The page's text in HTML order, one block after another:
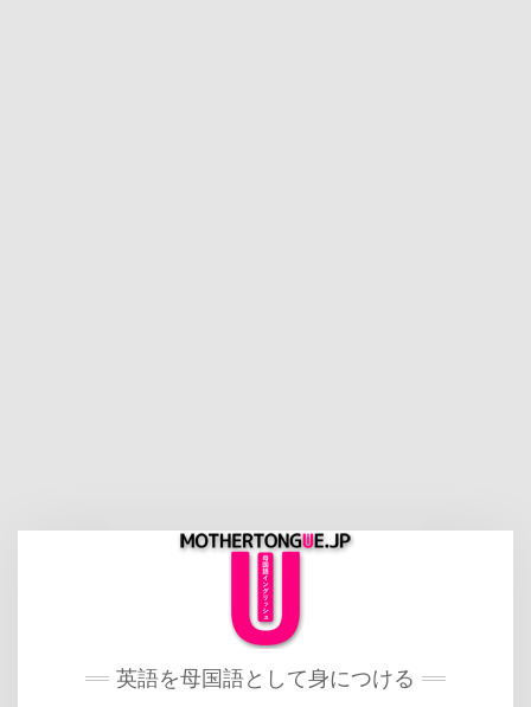
英語を母国語として身につける